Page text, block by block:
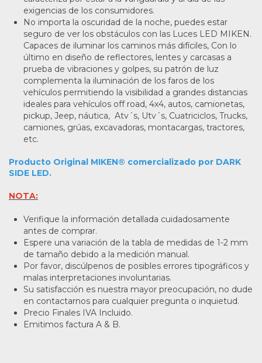
exigencias de los consumidores.
No importa la oscuridad de la noche, puedes estar
seguro de ver los obstáculos con las Luces LED MIKEN.
Capaces de iluminar los caminos más difíciles, Con lo
último en diseño de reflectores, lentes y carcasas a
prueba de vibraciones y golpes, su patrón de luz
complementa la iluminación de los faros de los
vehículos permitiendo la visibilidad a grandes distancias
ideales para vehículos off road, 4x4, autos, camionetas,
pickup, Jeep, náutica, Atv´s, Utv´s, Cuatriciclos, Trucks,
camiones, grúas, excavadoras, montacargas, tractores,
etc.
Producto Original MIKEN® comercializado por DARK
SIDE LED.
NOTA:
Verifique la información detallada cuidadosamente
antes de comprar.
Espere una variación de la tabla de medidas de 1-2 mm
de tamaño debido a la medición manual.
Por favor, discúlpenos de posibles errores tipográficos y
malas interpretaciones involuntarias.
Su satisfacción es nuestra mayor preocupación, no dude
en contactarnos para cualquier pregunta o inquietud.
Precio Finales IVA Incluido.
Emitimos factura A & B.